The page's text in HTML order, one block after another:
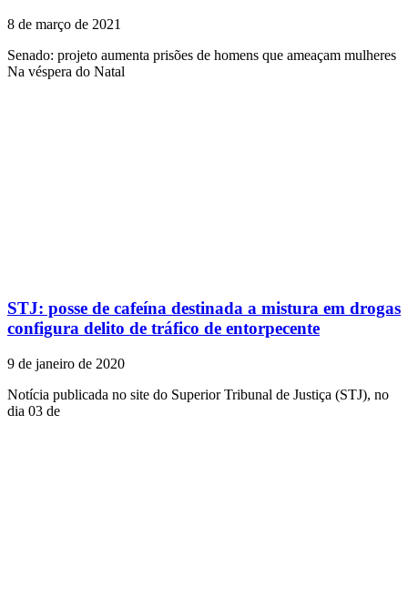
8 de março de 2021
Senado: projeto aumenta prisões de homens que ameaçam mulheres
Na véspera do Natal
STJ: posse de cafeína destinada a mistura em drogas
configura delito de tráfico de entorpecente
9 de janeiro de 2020
Notícia publicada no site do Superior Tribunal de Justiça (STJ), no
dia 03 de